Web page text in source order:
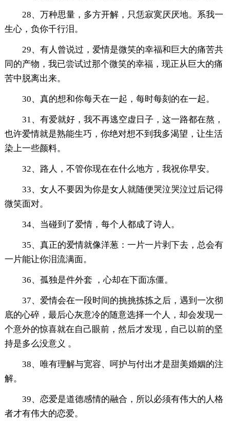
28、万种思量，多方开解，只恁寂寞厌厌地。系我一
生心，负你千行泪。
29、有人曾说过，爱情是微笑的幸福和巨大的痛苦共
同的产物，我已尝试过那个微笑的幸福，现正从巨大的痛
苦中脱离出来。
30、真的想和你每天在一起，每时每刻的在一起。
31、有爱就好，我不再逃空虚日子，这一路都在熬，
也许爱情就是熟能生巧，你绝对想不到我多渴望，让生活
染上一些颜料。
32、路人，不管你现在在什么地方，我祝你早安。
33、女人不要因为你是女人就随便哭泣哭泣过后记得
微笑面对。
34、当碰到了爱情，每个人都成了诗人。
35、真正的爱情就像洋葱：一片一片剥下去，总会有
一片能让你泪流满面。
36、孤独是件外套 ，心却在下面冻僵。
37、爱情会在一段时间的挑挑拣拣之后，遇到一次彻
底的心碎，最后心灰意冷的随意选择一个人，却会发现一
个意外的惊喜就在自己眼前，然后才发现，自己以前的坚
持是多么没意义 。
38、唯有理解与宽容、呵护与付出才是甜美婚姻的注
解。
39、恋爱是道德感情的融合，所以必须有伟大的人格
者才有伟大的恋爱。